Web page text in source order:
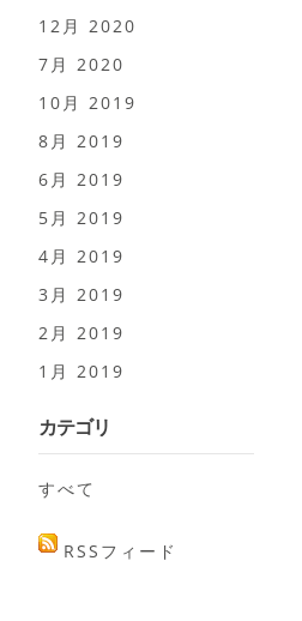
12月 2020
7月 2020
10月 2019
8月 2019
6月 2019
5月 2019
4月 2019
3月 2019
2月 2019
1月 2019
カテゴリ
すべて
RSSフィード